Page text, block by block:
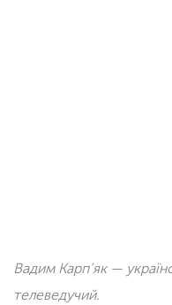
Вадим Карп’як —
телеведучий.